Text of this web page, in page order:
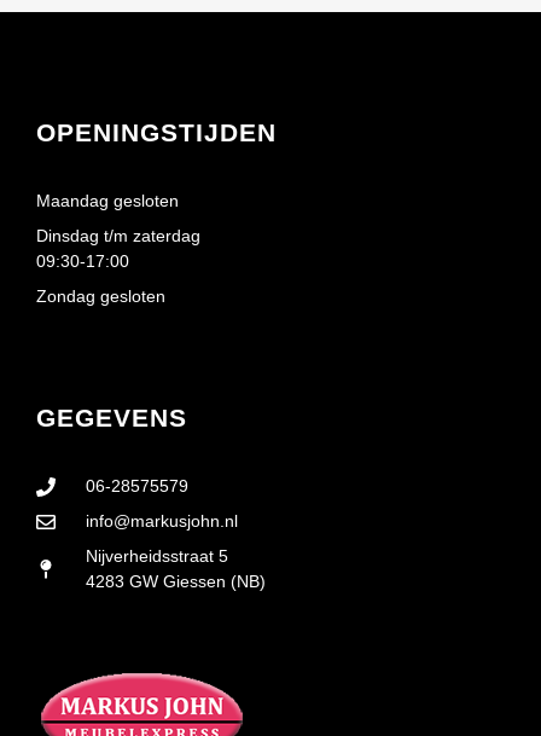
GEGEVENS
06-28575579
info@markusjohn.nl
Nijverheidsstraat 5
4283 GW Giessen (NB)
OPENINGSTIJDEN
Maandag gesloten
Dinsdag t/m zaterdag
09:30-17:00
Zondag gesloten